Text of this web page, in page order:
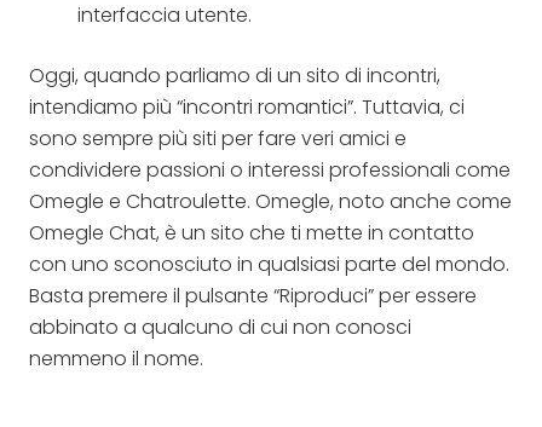
interfaccia utente.
Oggi, quando parliamo di un sito di incontri,
intendiamo più “incontri romantici”. Tuttavia, ci
sono sempre più siti per fare veri amici e
condividere passioni o interessi professionali come
Omegle e Chatroulette. Omegle, noto anche come
Omegle Chat, è un sito che ti mette in contatto
con uno sconosciuto in qualsiasi parte del mondo.
Basta premere il pulsante “Riproduci” per essere
abbinato a qualcuno di cui non conosci
nemmeno il nome.